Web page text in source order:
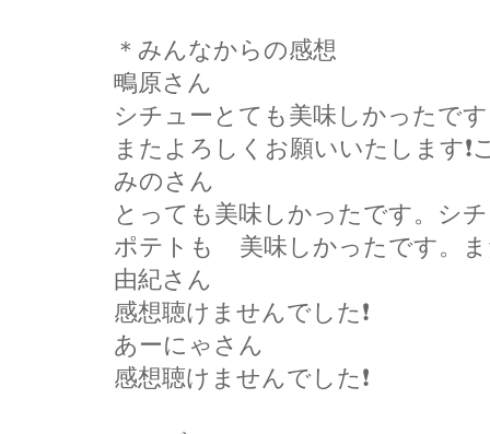
＊みんなからの感想
鴫原さん
シチューとても美味しかったで
またよろしくお願いいたします❗
みのさん
とっても美味しかったです。シ
ポテトも゙美味しかったです。ま
由紀さん
感想聴けませんでした❗
あーにゃさん
感想聴けませんでした❗